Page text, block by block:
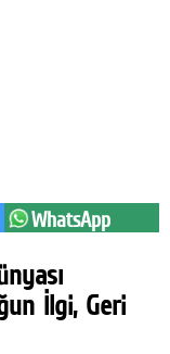
WhatsApp
İlgi, Geri